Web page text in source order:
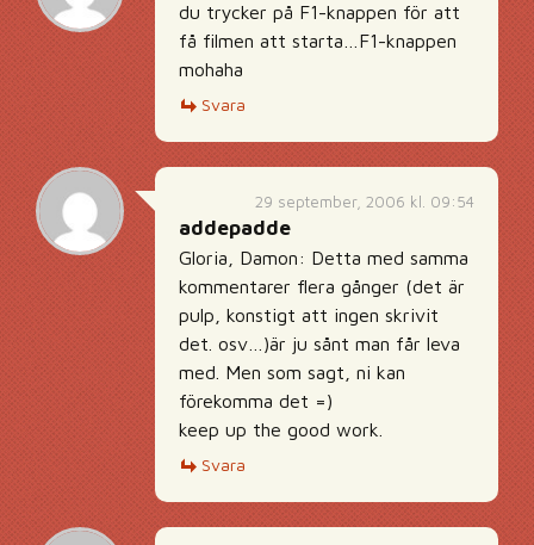
du trycker på F1-knappen för att
få filmen att starta…F1-knappen
mohaha
Svara
29 september, 2006 kl. 09:54
addepadde
Gloria, Damon: Detta med samma
kommentarer flera gånger (det är
pulp, konstigt att ingen skrivit
det. osv…)är ju sånt man får leva
med. Men som sagt, ni kan
förekomma det =)
keep up the good work.
Svara